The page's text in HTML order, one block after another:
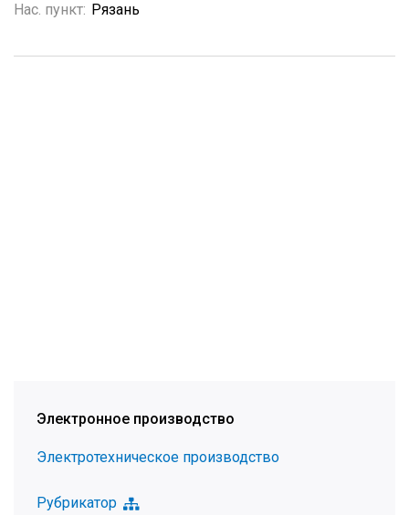
Нас. пункт: Рязань
Электронное производство
Электротехническое производство
Рубрикатор